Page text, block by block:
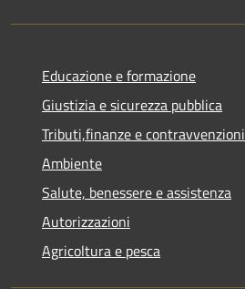
Educazione e formazione
Giustizia e sicurezza pubblica
Tributi,finanze e contravvenzioni
Ambiente
Salute, benessere e assistenza
Autorizzazioni
Agricoltura e pesca